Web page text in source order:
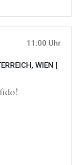
11:00 Uhr
WIEN |